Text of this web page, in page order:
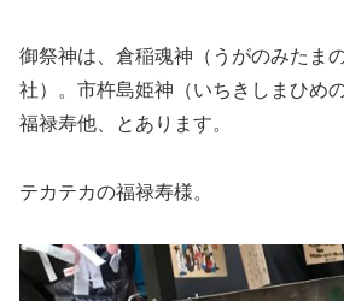
御祭神は、倉稲魂神（うがのみたま
社）。市杵島姫神（いちきしまひめ
福禄寿他、とあります。
テカテカの福禄寿様。